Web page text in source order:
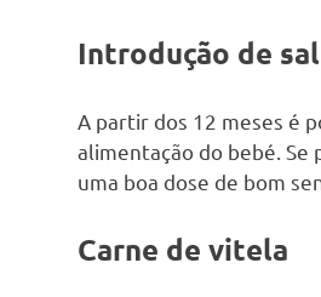
Introdução de sal
A partir dos 12 meses é
alimentação do bebé. Se
uma boa dose de bom
Carne de vitela